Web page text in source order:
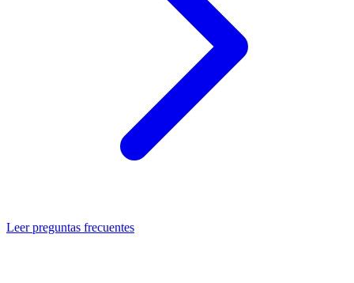
Leer preguntas frecuentes